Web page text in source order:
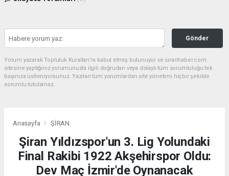
Gönder
Yorum yazarak Topluluk Kuralları’nı kabul etmiş bulunuyor ve siranhaber.com
sitesine yaptığınız yorumunuzla ilgili doğrudan veya dolaylı tüm sorumluluğu tek
başınıza üstleniyorsunuz. Yazılan tüm yorumlardan site yönetimi hiçbir şekilde
sorumlu tutulamaz.
Anasayfa ŞİRAN
Şiran Yıldızspor'un 3. Lig Yolundaki
Final Rakibi 1922 Akşehirspor Oldu:
Dev Maç İzmir'de Oynanacak